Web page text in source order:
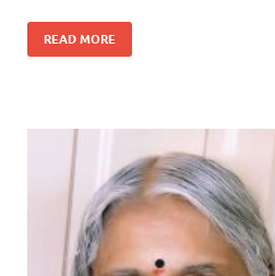
READ MORE